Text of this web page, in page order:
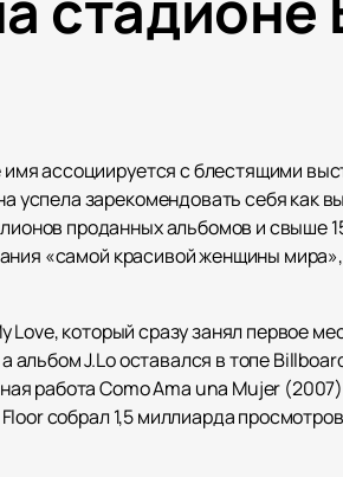
ассоциируется с блестящими
зарекомендовать себя как
проданных альбомов и свыше
«самой красивой женщины
который сразу занял первое
J.Lo оставался в топе
работа Como Ama una Mujer
собрал 1,5 миллиарда